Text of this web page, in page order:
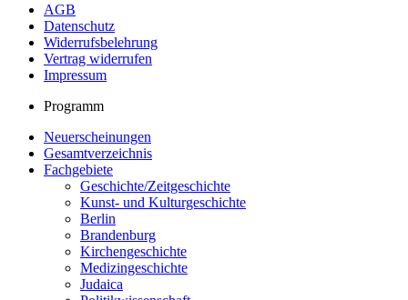
AGB
Datenschutz
Widerrufsbelehrung
Vertrag widerrufen
Impressum
Programm
Neuerscheinungen
Gesamtverzeichnis
Fachgebiete
Geschichte/Zeitgeschichte
Kunst- und Kulturgeschichte
Berlin
Brandenburg
Kirchengeschichte
Medizingeschichte
Judaica